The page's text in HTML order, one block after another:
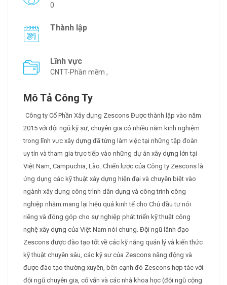
0
Thành lập
Lĩnh vực
CNTT-Phần mềm ,
Mô Tả Công Ty
Công ty Cổ Phần Xây dựng Zescons Được thành lập vào năm
2015 với đội ngũ kỹ sư, chuyên gia có nhiều năm kinh nghiệm
trong lĩnh vực xây dựng đã từng làm việc tại những tập đoàn
uy tín và tham gia trực tiếp vào những dự án xây dựng lớn tại
Việt Nam, Campuchia, Lào. Chiến lược của Công ty Zescons là
ứng dụng các kỹ thuật xây dựng hiện đại và chuyên biệt vào
ngành xây dựng công trình dân dụng và công trình công
nghiệp nhằm mang lại hiệu quả kinh tế cho Chủ đầu tư nói
riêng và đóng góp cho sự nghiệp phát triển kỹ thuật công
nghệ xây dựng của Việt Nam nói chung. Đội ngũ lãnh đạo
Zescons được đào tạo tốt về các kỹ năng quản lý và kiến thức
kỹ thuật chuyên sâu, các kỹ sư của Zescons năng động và
được đào tạo thường xuyên, bên cạnh đó Zescons hợp tác với
đội ngũ chuyên gia, cố vấn và các nhà khoa học (đội ngũ cộng